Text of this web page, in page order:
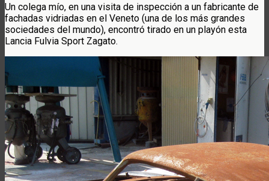
Un colega mío, en una visita de inspección a un fabricante de
fachadas vidriadas en el Veneto (una de los más grandes
sociedades del mundo), encontró tirado en un playón esta
Lancia Fulvia Sport Zagato.